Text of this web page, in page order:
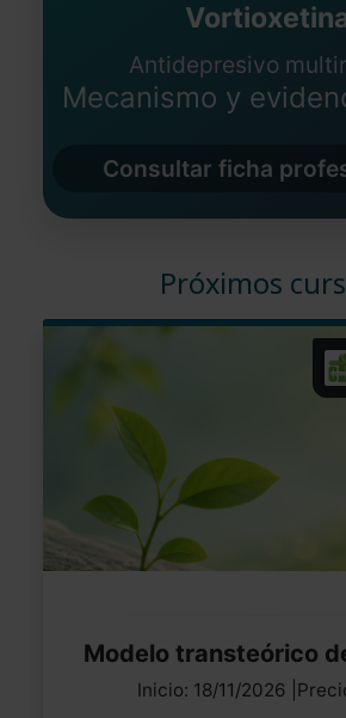
Antidepresivo
Mecanismo y
Consultar ficha
Próximos
Modelo transteórico
Inicio: 18/11/2026